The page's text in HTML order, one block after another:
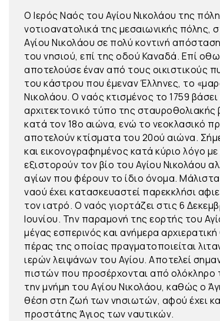
Ο Ιερός Ναός του Αγίου Νικολάου της
νοτιοανατολικά της μεσαιωνικής πόλης,
Αγίου Νικολάου σε πολύ κοντινή
του νησιού, επί της οδού Καναδά. Επί
αποτελούσε έναν από τους οικιστικούς
του κάστρου που έμεναν Έλληνες, το
Νικολάου. Ο ναός κτισμένος το 1759
αρχιτεκτονικό τύπο της
κατά τον 18ο αιώνα, ενώ το νεοκλασικό
αποτελούν κτίσματα του 20ού αιώνα.
και εικονογραφημένος κατά κύριο λόγο
εξιστορούν τον βίο του Αγίου Νικολάου
αγίων που φέρουν το ίδιο όνομα.
ναού έχει κατασκευαστεί παρεκκλήσι
τον ιατρό. Ο ναός γιορτάζει στις 6
Ιουνίου. Την παραμονή της εορτής του
μέγας εσπερινός και ανήμερα
πέρας της οποίας πραγματοποιείται
ιερών λειψάνων του Αγίου. Αποτελεί
πιστών που προσέρχονται από ολόκληρο
την μνήμη του Αγίου Νικολάου, καθώς ο
θέση στη ζωή των νησιωτών, αφού έχει
προστάτης Άγιος των ναυτικών.